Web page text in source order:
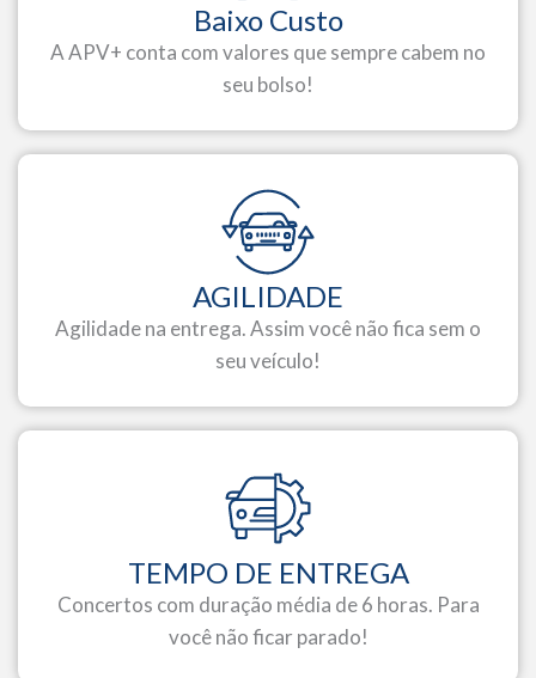
Baixo Custo
A APV+ conta com valores que sempre cabem no
seu bolso!
AGILIDADE
Agilidade na entrega. Assim você não fica sem o
seu veículo!
TEMPO DE ENTREGA
Concertos com duração média de 6 horas. Para
você não ficar parado!